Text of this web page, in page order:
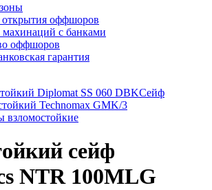
оффшоров
махинаций с банками
оффшоров
гарантия
Diplomat SS 060 DBKСейф
Technomax GMK/3
взломостойкие
сейф
NTR 100MLG